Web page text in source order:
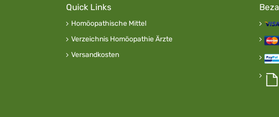
Quick Links
Homöopathische Mittel
Verzeichnis Homöopathie Ärzte
Versandkosten